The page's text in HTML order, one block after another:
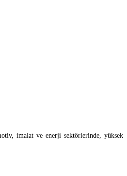
imalat ve enerji sektörlerinde, yüksek